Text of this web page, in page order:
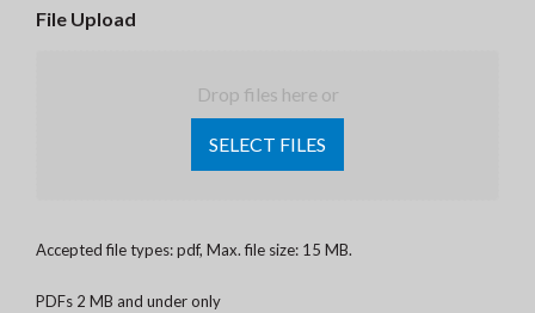
File Upload
Drop files here or
SELECT FILES
Accepted file types: pdf, Max. file size: 15 MB.
PDFs 2 MB and under only